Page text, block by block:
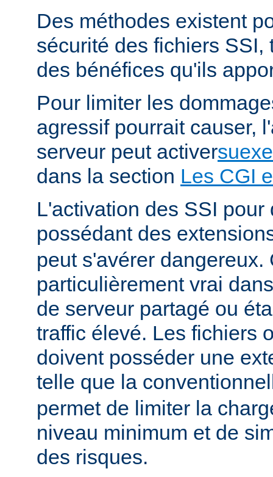
Des méthodes existent
sécurité des fichiers SSI,
des bénéfices qu'ils
Pour limiter les
agressif pourrait causer,
serveur peut activer
dans la section Les CGI
L'activation des SSI pour
possédant des
peut s'avérer dangereux.
particulièrement vrai
de serveur partagé ou
traffic élevé. Les fichiers
doivent posséder une
telle que la
permet de limiter la
niveau minimum et de
des risques.